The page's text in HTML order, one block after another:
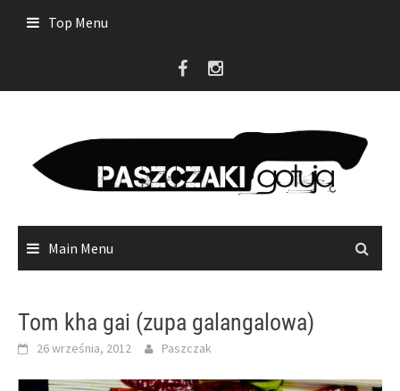
Top Menu
Main Menu
Tom kha gai (zupa galangalowa)
26 września, 2012 Paszczak